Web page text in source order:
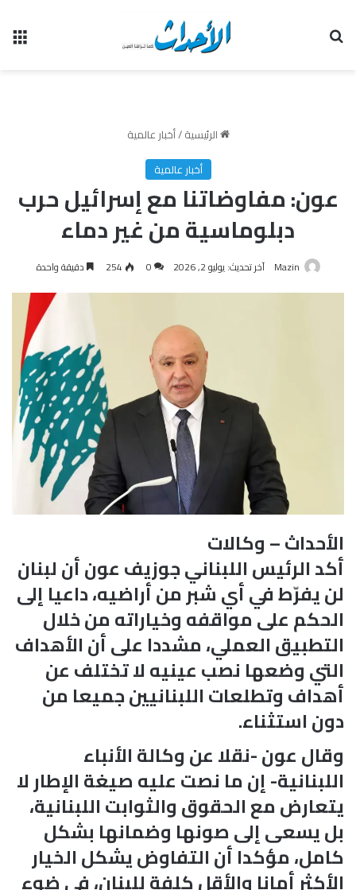
الرئيسية/أخبار عالمية
أخبار عالمية
عون: مفاوضاتنا مع إسرائيل حرب
دبلوماسية من غير دماء
Mazin آخر تحديث: يوليو 2, 2026 0
254 دقيقة واحدة
الأحداث – وكالات
أكد الرئيس اللبناني جوزيف عون أن لبنان
لن يفرّط في أي شبر من أراضيه، داعيا إلى
الحكم على مواقفه وخياراته من خلال
التطبيق العملي، مشددا على أن الأهداف
التي وضعها نصب عينيه لا تختلف عن
أهداف وتطلعات اللبنانيين جميعا من
دون استثناء.
وقال عون -نقلا عن وكالة الأنباء
اللبنانية- إن ما نصت عليه صيغة الإطار لا
يتعارض مع الحقوق والثوابت اللبنانية،
بل يسعى إلى صونها وضمانها بشكل
كامل، مؤكدا أن التفاوض يشكل الخيار
الأكثر أمانا والأقل كلفة للبنان، في ضوء